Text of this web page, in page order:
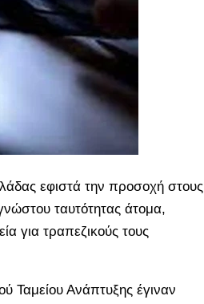
εφιστά την προσοχή στους
ταυτότητας άτομα,
για τραπεζικούς τους
Ταμείου Ανάπτυξης έγιναν